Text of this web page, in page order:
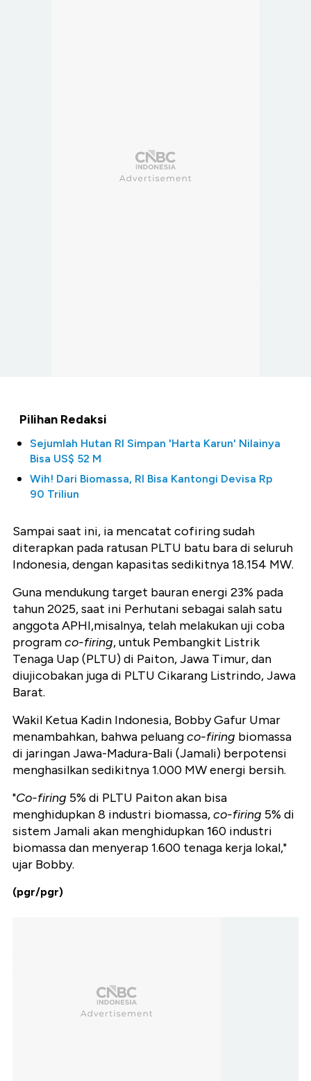
Pilihan Redaksi
Sejumlah Hutan RI Simpan 'Harta Karun' Nilainya
Bisa US$ 52 M
Wih! Dari Biomassa, RI Bisa Kantongi Devisa Rp
90 Triliun
Sampai saat ini, ia mencatat cofiring sudah
diterapkan pada ratusan PLTU batu bara di seluruh
Indonesia, dengan kapasitas sedikitnya 18.154 MW.
Guna mendukung target bauran energi 23% pada
tahun 2025, saat ini Perhutani sebagai salah satu
anggota APHI,misalnya, telah melakukan uji coba
programco-firing, untuk Pembangkit Listrik
Tenaga Uap (PLTU) di Paiton, Jawa Timur, dan
diujicobakan juga di PLTU Cikarang Listrindo, Jawa
Barat.
Wakil Ketua Kadin Indonesia, Bobby Gafur Umar
menambahkan, bahwa peluangco-firing biomassa
di jaringan Jawa-Madura-Bali (Jamali) berpotensi
menghasilkan sedikitnya 1.000 MW energi bersih.
"Co-firing 5% di PLTU Paiton akan bisa
menghidupkan 8 industri biomassa,co-firing 5% di
sistem Jamali akan menghidupkan 160 industri
biomassa dan menyerap 1.600 tenaga kerja lokal,"
ujar Bobby.
(pgr/pgr)